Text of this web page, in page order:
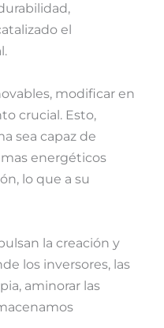
el
modificar en
crucial. Esto,
sea capaz de
energéticos
lo que a su
la creación y
los inversores, las
aminorar las